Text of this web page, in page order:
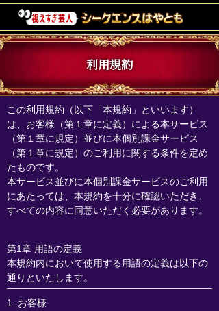
利用規約
この利用規約（以下「本規約」といいます）
は、お客様（第１章に定義）による本サービス
（第１章に規定）並びに本個別課金サービス
（第１章に規定）のご利用に関する条件を定め
たものです。
本サービス並びに本個別課金サービスのご利用
にあたっては、本規約を十分に確認いただき、
すべての内容に同意いただく必要があります。
第1章 用語の定義
本規約内において使用する用語の定義は以下の
通りといたします。
1. お客様